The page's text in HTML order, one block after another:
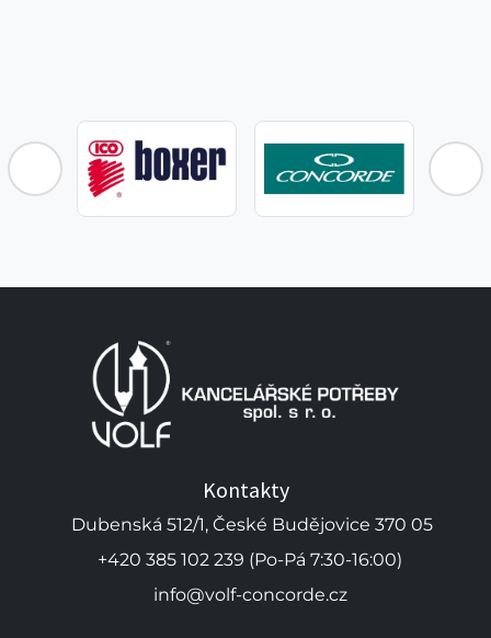
Kontakty
Dubenská 512/1, České Budějovice 370 05
+420 385 102 239 (Po-Pá 7:30-16:00)
info@volf-concorde.cz